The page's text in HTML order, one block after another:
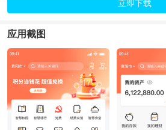
立即下载
应用截图